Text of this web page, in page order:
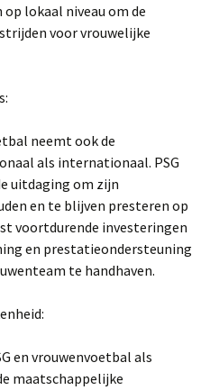
lokaal niveau om de
voor vrouwelijke
neemt ook de
als internationaal. PSG
uitdaging om zijn
en te blijven presteren op
voortdurende investeringen
en prestatieondersteuning
te handhaven.
en vrouwenvoetbal als
maatschappelijke